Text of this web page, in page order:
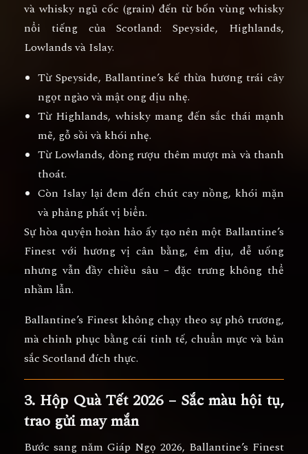
và whisky ngũ cốc (grain) đến từ bốn vùng whisky
nổi tiếng của Scotland:Speyside, Highlands,
Lowlands và Islay.
Từ Speyside, Ballantine’s kế thừa hươngtrái cây
ngọt ngào và mật ong dịu nhẹ.
Từ Highlands, whisky mang đếnsắc thái mạnh
mẽ, gỗ sồi và khói nhẹ.
TừLowlands, dòng rượu thêm mượt mà và thanh
thoát.
Còn Islaylại đem đến chút cay nồng, khói mặn
và phảng phất vị biển.
Sự hòa quyện hoàn hảo ấy tạo nên một Ballantine’s
Finest với hương vị cân bằng, êm dịu, dễ uống
nhưng vẫn đầy chiều sâu – đặc trưng không thể
nhầm lẫn.
Ballantine’s Finest không chạy theo sự phô trương,
mà chinh phục bằngcái tinh tế, chuẩn mực và bản
sắc Scotland đích thực.
3. Hộp Quà Tết 2026 – Sắc màu hội tụ,
trao gửi may mắn
Bước sang năm Giáp Ngọ 2026, Ballantine’s Finest